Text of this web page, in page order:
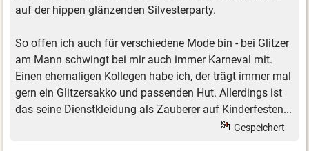
auf der hippen glänzenden Silvesterparty.
So offen ich auch für verschiedene Mode bin - bei Glitzer
am Mann schwingt bei mir auch immer Karneval mit.
Einen ehemaligen Kollegen habe ich, der trägt immer mal
gern ein Glitzersakko und passenden Hut. Allerdings ist
das seine Dienstkleidung als Zauberer auf Kinderfesten...
Gespeichert